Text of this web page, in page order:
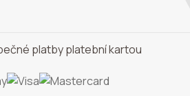
platby platební kartou